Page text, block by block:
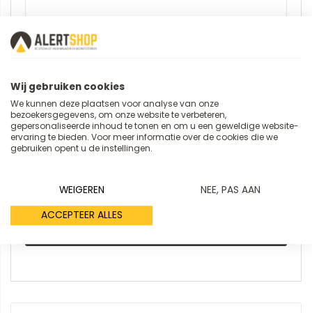
Samenvatting
Review
Wij gebruiken cookies
We kunnen deze plaatsen voor analyse van onze
bezoekersgegevens, om onze website te verbeteren,
gepersonaliseerde inhoud te tonen en om u een geweldige website-
ervaring te bieden. Voor meer informatie over de cookies die we
gebruiken opent u de instellingen.
WEIGEREN
NEE, PAS AAN
ACCEPTEER ALLES